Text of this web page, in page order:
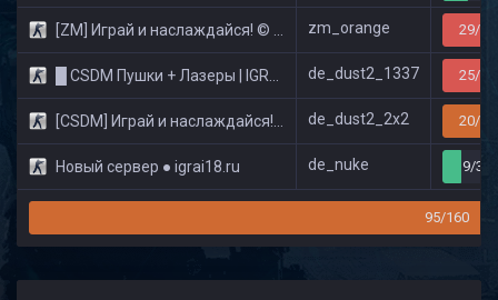
[ZM] Играй и наслаждайся! © Zombie Show zm_orange 29/32
█ CSDM Пушки + Лазеры | IGRAI18.RU ツ █ de_dust2_1337 25/32
[CSDM] Играй и наслаждайся! © Classic de_dust2_2x2 20/32
Новый сервер ● igrai18.ru de_nuke 9/32
95/160